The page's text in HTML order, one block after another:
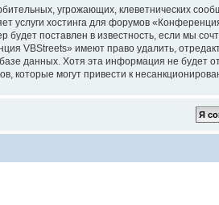
угрожающих, клеветнических
услуги хостинга для форумов
поставлен в известность, если мы
VBStreets» имеют право удалить,
данных. Хотя эта информация не
которые могут привести к